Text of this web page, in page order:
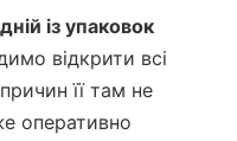
із упаковок
відкрити всі
її там не
оперативно